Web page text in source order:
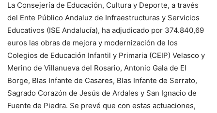
La Consejería de Educación, Cultura y Deporte, a través
del Ente Público Andaluz de Infraestructuras y Servicios
Educativos (ISE Andalucía), ha adjudicado por 374.840,69
euros las obras de mejora y modernización de los
Colegios de Educación Infantil y Primaria (CEIP) Velasco y
Merino de Villanueva del Rosario, Antonio Gala de El
Borge, Blas Infante de Casares, Blas Infante de Serrato,
Sagrado Corazón de Jesús de Ardales y San Ignacio de
Fuente de Piedra. Se prevé que con estas actuaciones,